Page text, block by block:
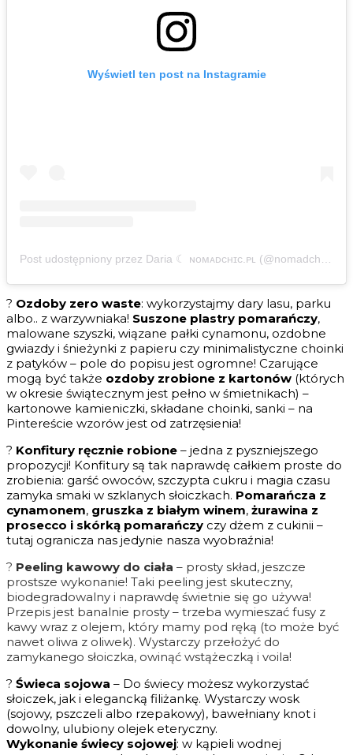
Wyświetl ten post na Instagramie
? Ozdoby zero waste: wykorzystajmy dary lasu, parku
albo.. z warzywniaka! Suszone plastry pomarańczy,
malowane szyszki, wiązane pałki cynamonu, ozdobne
gwiazdy i śnieżynki z papieru czy minimalistyczne choinki
z patyków – pole do popisu jest ogromne! Czarujące
mogą być także ozdoby zrobione z kartonów (których
w okresie świątecznym jest pełno w śmietnikach) –
kartonowe kamieniczki, składane choinki, sanki – na
Pintereście wzorów jest od zatrzęsienia!
? Konfitury ręcznie robione – jedna z pyszniejszego
propozycji! Konfitury są tak naprawdę całkiem proste do
zrobienia: garść owoców, szczypta cukru i magia czasu
zamyka smaki w szklanych słoiczkach. Pomarańcza z
cynamonem, gruszka z białym winem, żurawina z
prosecco i skórką pomarańczy czy dżem z cukinii –
tutaj ogranicza nas jedynie nasza wyobraźnia!
? Peeling kawowy do ciała – prosty skład, jeszcze
prostsze wykonanie! Taki peeling jest skuteczny,
biodegradowalny i naprawdę świetnie się go używa!
Przepis jest banalnie prosty – trzeba wymieszać fusy z
kawy wraz z olejem, który mamy pod ręką (to może być
nawet oliwa z oliwek). Wystarczy przełożyć do
zamykanego słoiczka, owinąć wstążeczką i voila!
? Świeca sojowa – Do świecy możesz wykorzystać
słoiczek, jak i elegancką filiżankę. Wystarczy wosk
(sojowy, pszczeli albo rzepakowy), bawełniany knot i
dowolny, ulubiony olejek eteryczny.
Wykonanie świecy sojowej: w kąpieli wodnej